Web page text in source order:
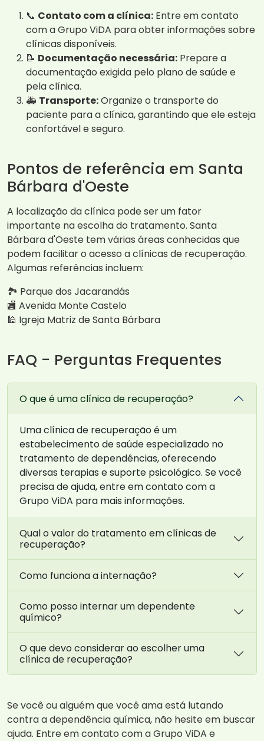
📞 Contato com a clínica: Entre em contato
com a Grupo ViDA para obter informações sobre
clínicas disponíveis.
📝 Documentação necessária: Prepare a
documentação exigida pelo plano de saúde e
pela clínica.
🚑 Transporte:Organize o transporte do
paciente para a clínica, garantindo que ele esteja
confortável e seguro.
Pontos de referência em Santa
Bárbara d'Oeste
A localização da clínica pode ser um fator
importante na escolha do tratamento. Santa
Bárbara d'Oeste tem várias áreas conhecidas que
podem facilitar o acesso a clínicas de recuperação.
Algumas referências incluem:
🏞️ Parque dos Jacarandás
🏬 Avenida Monte Castelo
🕌 Igreja Matriz de Santa Bárbara
FAQ - Perguntas Frequentes
O que é uma clínica de recuperação?
Uma clínica de recuperação é um
estabelecimento de saúde especializado no
tratamento de dependências, oferecendo
diversas terapias e suporte psicológico. Se você
precisa de ajuda, entre em contato com a
Grupo ViDA para mais informações.
Qual o valor do tratamento em clínicas de
recuperação?
Como funciona a internação?
Como posso internar um dependente
químico?
O que devo considerar ao escolher uma
clínica de recuperação?
Se você ou alguém que você ama está lutando
contra a dependência química, não hesite em buscar
ajuda. Entre em contato com a Grupo ViDA e